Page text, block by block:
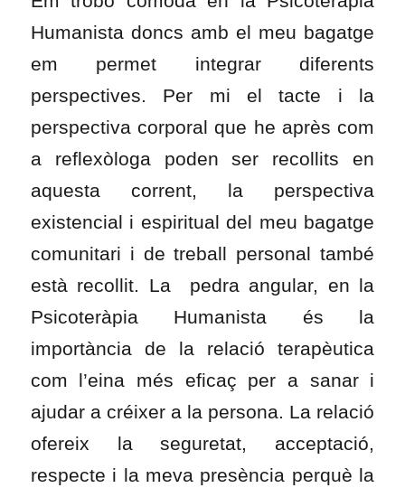
Humanista doncs amb el meu bagatge
em permet integrar diferents
perspectives. Per mi el tacte i la
perspectiva corporal que he après com
a reflexòloga poden ser recollits en
aquesta corrent, la perspectiva
existencial i espiritual del meu bagatge
comunitari i de treball personal també
està recollit. La pedra angular, en la
Psicoteràpia Humanista és la
importància de la relació terapèutica
com l’eina més eficaç per a sanar i
ajudar a créixer a la persona. La relació
ofereix la seguretat, acceptació,
respecte i la meva presència perquè la